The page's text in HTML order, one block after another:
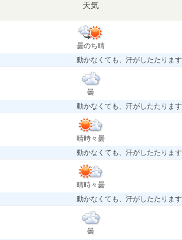
天気
曇のち晴
動かなくても、汗がしたたります
曇
動かなくても、汗がしたたります
晴時々曇
動かなくても、汗がしたたります
晴時々曇
動かなくても、汗がしたたります
曇